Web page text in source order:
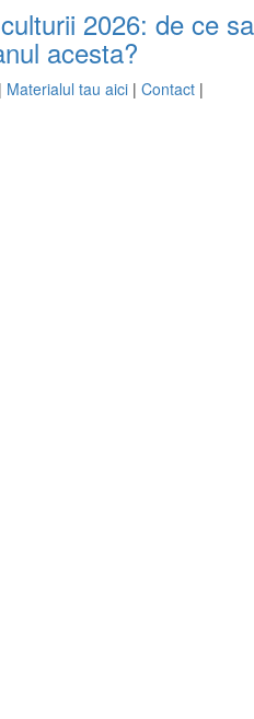
2026: de ce sa
acesta?
| Materialul tau aici | Contact |